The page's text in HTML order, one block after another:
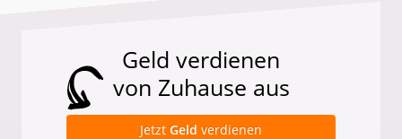
Geld verdienen
von Zuhause aus
Jetzt Geld verdienen